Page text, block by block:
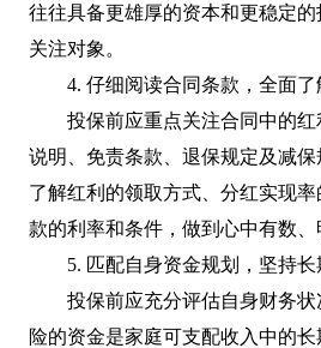
往往具备更雄厚的资本和更稳定
关注对象。
4. 仔细阅读合同条款，全面了
投保前应重点关注合同中的
说明、免责条款、退保规定及减
了解红利的领取方式、分红实现
款的利率和条件，做到心中有数、
5. 匹配自身资金规划，坚持
投保前应充分评估自身财务
险的资金是家庭可支配收入中的